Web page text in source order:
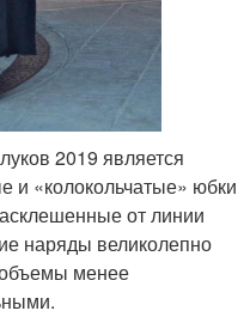
2019 является
и «колокольчатые» юбки
от линии
наряды великолепно
менее